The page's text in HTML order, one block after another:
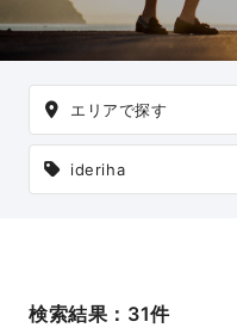
エリアで探す
ideriha
検索結果：31件